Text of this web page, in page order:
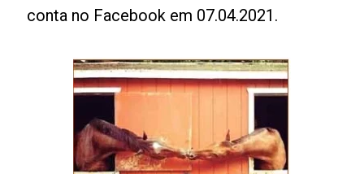
conta no Facebook em 07.04.2021.